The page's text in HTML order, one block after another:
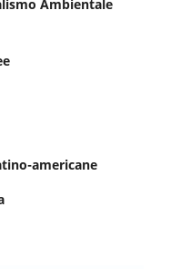
Ambientale
americane